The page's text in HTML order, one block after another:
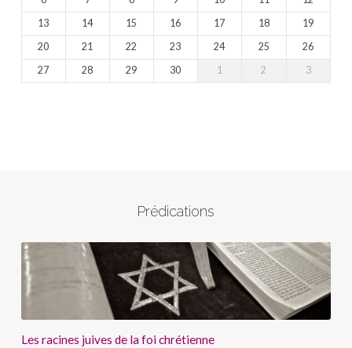
13
14 15 16 17 18
19
20
21 22 23 24 25
26
27
28 29 30 1 2 3
Prédications
Les racines juives de la foi chrétienne